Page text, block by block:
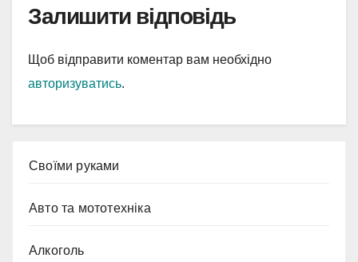
Залишити відповідь
Щоб відправити коментар вам необхідно
авторизуватись.
Cвоїми руками
Авто та мототехніка
Алкоголь